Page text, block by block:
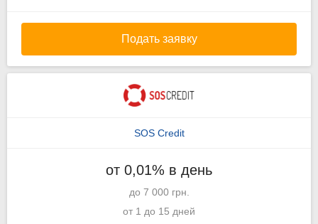
Подать заявку
SOS Credit
от 0,01% в день
до 7 000 грн.
от 1 до 15 дней